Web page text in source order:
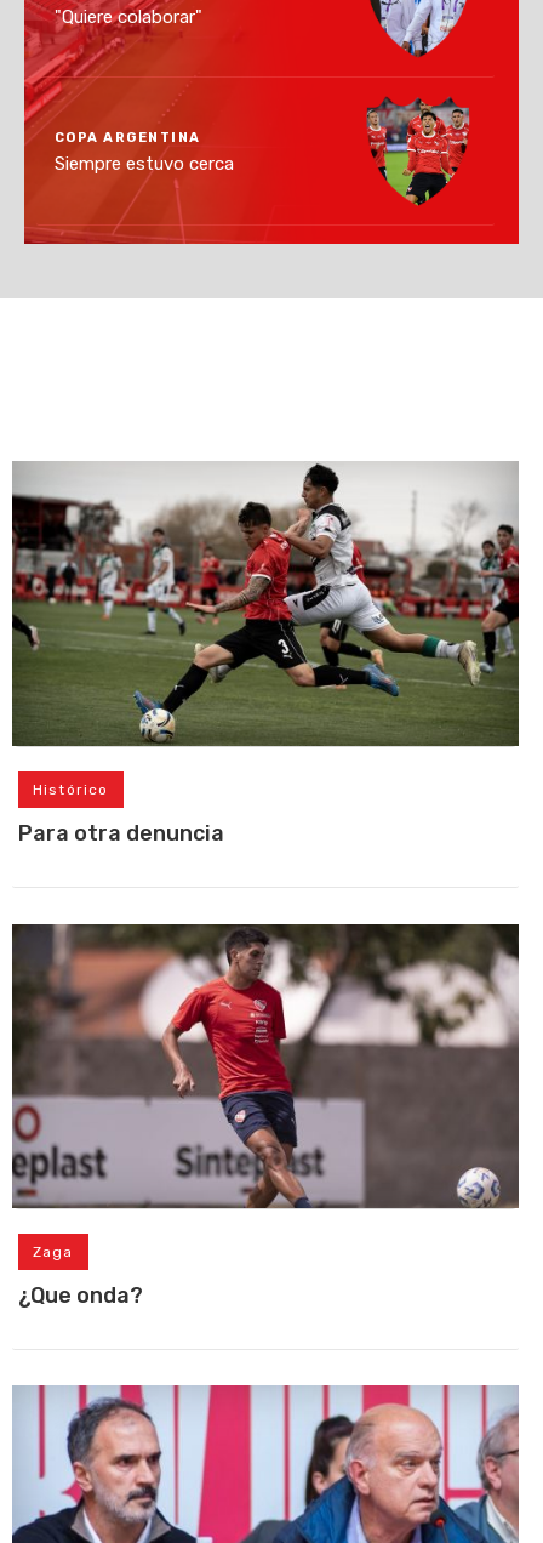
"Quiere colaborar"
COPA ARGENTINA
Siempre estuvo cerca
Histórico
Para otra denuncia
Zaga
¿Que onda?